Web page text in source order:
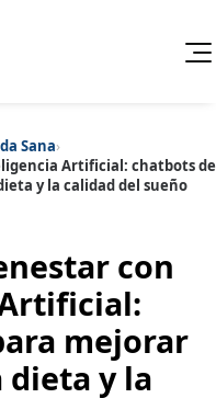
Cancelar
extra
Sana›
Artificial: chatbots de
y la calidad del sueño
con
mejorar
dieta y la